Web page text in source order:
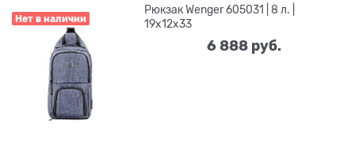
Нет в наличии
Рюкзак Wenger 605031 | 8 л. |
19x12x33
6 888 руб.